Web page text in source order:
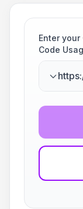
Enter
Code